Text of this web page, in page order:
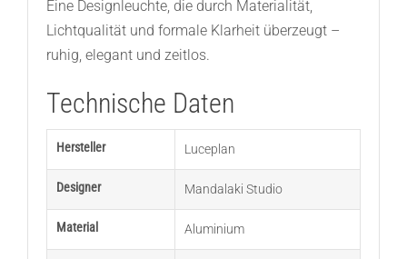
Eine Designleuchte, die durch Materialität,
Lichtqualität und formale Klarheit überzeugt –
ruhig, elegant und zeitlos.
Technische Daten
Hersteller Luceplan
Designer Mandalaki Studio
Material Aluminium